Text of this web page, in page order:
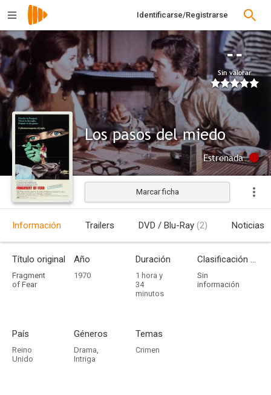
Identificarse/Registrarse
--
Sin valorar
Los pasos del miedo
Estrenada
Marcar ficha
Información Trailers DVD / Blu-Ray (2) Noticias
Título original
Fragment
of Fear
Año
1970
Duración
1 hora y
34
minutos
Clasificación por edades
Sin
información
País
Reino
Unido
Géneros
Drama,
Intriga
Temas
Crimen